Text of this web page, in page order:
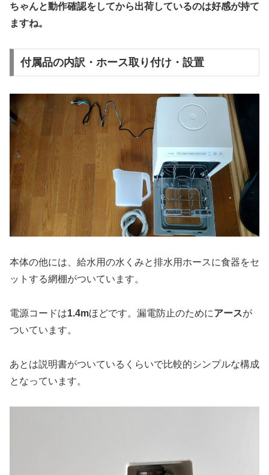
ちゃんと動作確認をしてから出荷しているのは好感が持て
ますね。
付属品の内訳・ホース取り付け・設置
本体の他には、給水用の水くみと排水用ホースに食器をセ
ットする網棚がついています。
電源コードは1.4mほどです。漏電防止のためにアースが
ついています。
あとは説明書がついているくらいで比較的シンプルな構成
となっています。